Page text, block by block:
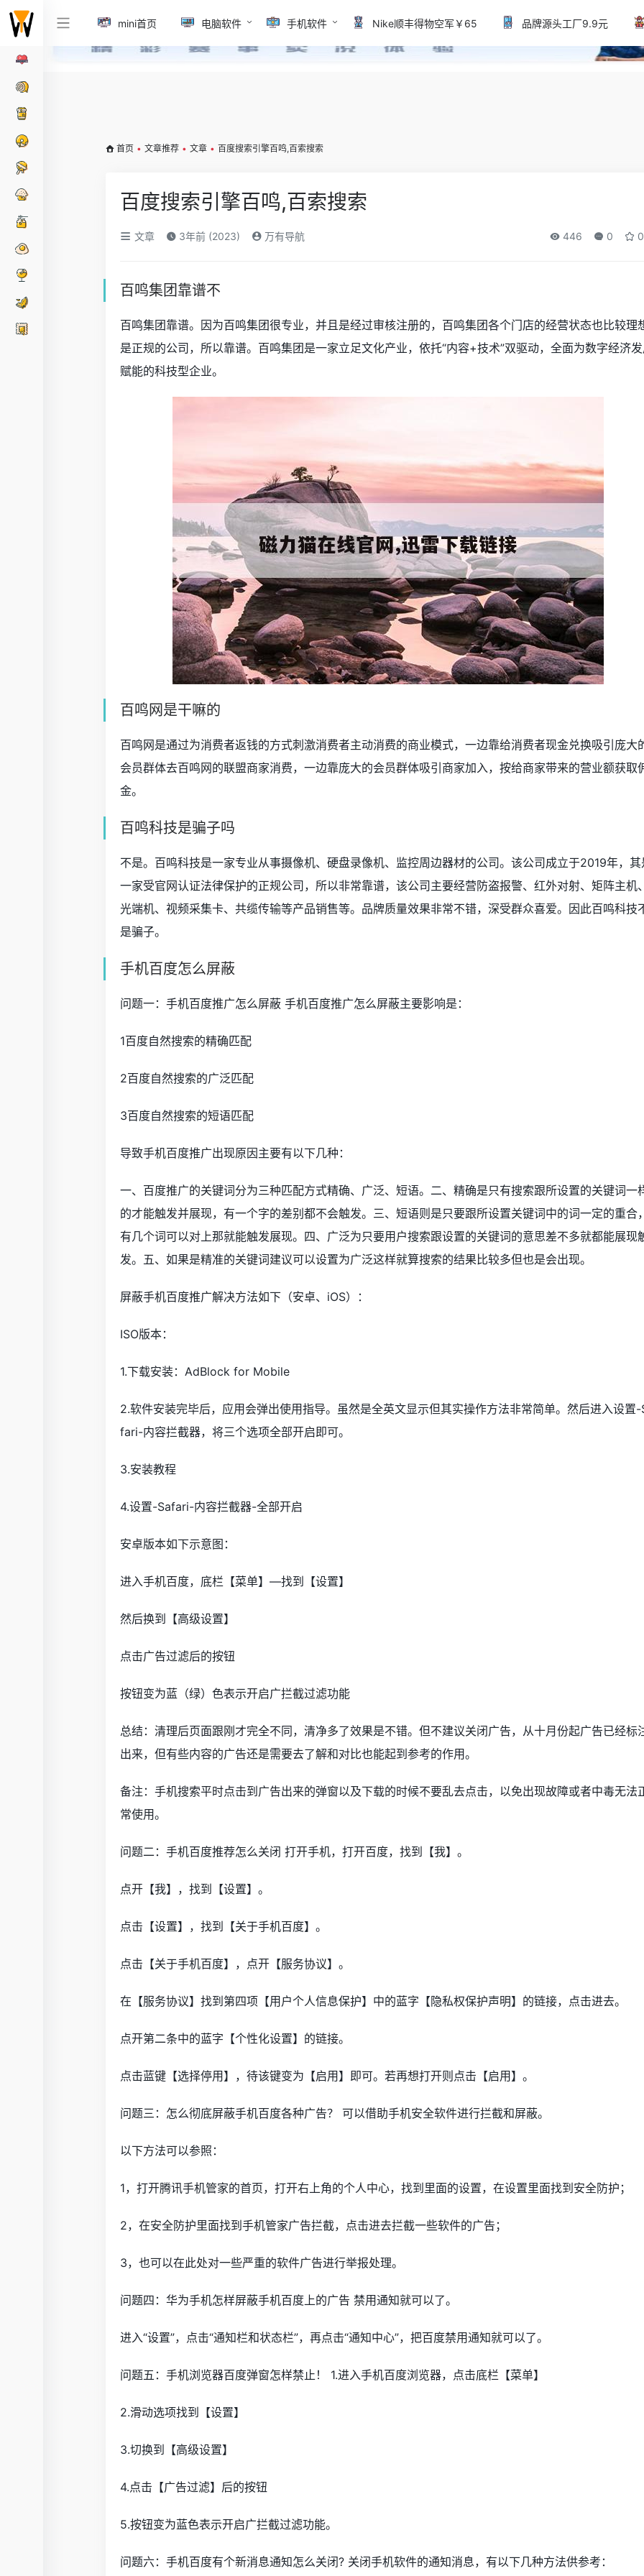
mini首页 电脑软件 手机软件 Nike顺丰得物空军￥65 品牌源头工厂9.9元
首页 • 文章推荐 • 文章 • 百度搜索引擎百鸣,百索搜索
百度搜索引擎百鸣,百索搜索
文章 3年前 (2023) 万有导航 446 0 0
百鸣集团靠谱不
百鸣集团靠谱。因为百鸣集团很专业，并且是经过审核注册的，百鸣集团各个门店的经营状态也比较理
是正规的公司，所以靠谱。百鸣集团是一家立足文化产业，依托“内容+技术”双驱动，全面为数字经济
赋能的科技型企业。
百鸣网是干嘛的
百鸣网是通过为消费者返钱的方式刺激消费者主动消费的商业模式，一边靠给消费者现金兑换吸引庞大
会员群体去百鸣网的联盟商家消费，一边靠庞大的会员群体吸引商家加入，按给商家带来的营业额获取
金。
百鸣科技是骗子吗
不是。百鸣科技是一家专业从事摄像机、硬盘录像机、监控周边器材的公司。该公司成立于2019年，其
一家受官网认证法律保护的正规公司，所以非常靠谱，该公司主要经营防盗报警、红外对射、矩阵主机
光端机、视频采集卡、共缆传输等产品销售等。品牌质量效果非常不错，深受群众喜爱。因此百鸣科技
是骗子。
手机百度怎么屏蔽
问题一：手机百度推广怎么屏蔽 手机百度推广怎么屏蔽主要影响是：
1百度自然搜索的精确匹配
2百度自然搜索的广泛匹配
3百度自然搜索的短语匹配
导致手机百度推广出现原因主要有以下几种：
一、百度推广的关键词分为三种匹配方式精确、广泛、短语。二、精确是只有搜索跟所设置的关键词一
的才能触发并展现，有一个字的差别都不会触发。三、短语则是只要跟所设置关键词中的词一定的重合
有几个词可以对上那就能触发展现。四、广泛为只要用户搜索跟设置的关键词的意思差不多就都能展现
发。五、如果是精准的关键词建议可以设置为广泛这样就算搜索的结果比较多但也是会出现。
屏蔽手机百度推广解决方法如下（安卓、iOS）：
ISO版本：
1.下载安装：AdBlock for Mobile
2.软件安装完毕后，应用会弹出使用指导。虽然是全英文显示但其实操作方法非常简单。然后进入设置-
fari-内容拦截器，将三个选项全部开启即可。
3.安装教程
4.设置-Safari-内容拦截器-全部开启
安卓版本如下示意图：
进入手机百度，底栏【菜单】―找到【设置】
然后换到【高级设置】
点击广告过滤后的按钮
按钮变为蓝（绿）色表示开启广拦截过滤功能
总结：清理后页面跟刚才完全不同，清净多了效果是不错。但不建议关闭广告，从十月份起广告已经标
出来，但有些内容的广告还是需要去了解和对比也能起到参考的作用。
备注：手机搜索平时点击到广告出来的弹窗以及下载的时候不要乱去点击，以免出现故障或者中毒无法
常使用。
问题二：手机百度推荐怎么关闭 打开手机，打开百度，找到【我】。
点开【我】，找到【设置】。
点击【设置】，找到【关于手机百度】。
点击【关于手机百度】，点开【服务协议】。
在【服务协议】找到第四项【用户个人信息保护】中的蓝字【隐私权保护声明】的链接，点击进去。
点开第二条中的蓝字【个性化设置】的链接。
点击蓝键【选择停用】，待该键变为【启用】即可。若再想打开则点击【启用】。
问题三：怎么彻底屏蔽手机百度各种广告？ 可以借助手机安全软件进行拦截和屏蔽。
以下方法可以参照：
1，打开腾讯手机管家的首页，打开右上角的个人中心，找到里面的设置，在设置里面找到安全防护；
2，在安全防护里面找到手机管家广告拦截，点击进去拦截一些软件的广告；
3，也可以在此处对一些严重的软件广告进行举报处理。
问题四：华为手机怎样屏蔽手机百度上的广告 禁用通知就可以了。
进入“设置”，点击“通知栏和状态栏”，再点击“通知中心”，把百度禁用通知就可以了。
问题五：手机浏览器百度弹窗怎样禁止！ 1.进入手机百度浏览器，点击底栏【菜单】
2.滑动选项找到【设置】
3.切换到【高级设置】
4.点击【广告过滤】后的按钮
5.按钮变为蓝色表示开启广拦截过滤功能。
问题六：手机百度有个新消息通知怎么关闭? 关闭手机软件的通知消息，有以下几种方法供参考：